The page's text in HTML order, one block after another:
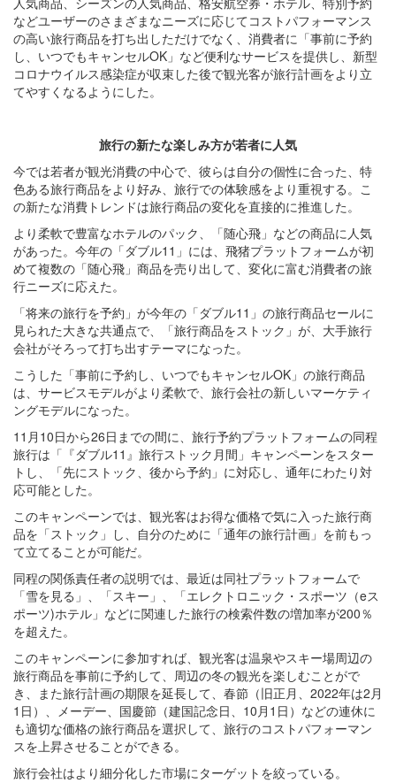
などユーザーのさまざまなニーズに応じてコストパフォーマンス
の高い旅行商品を打ち出しただけでなく、消費者に「事前に予約
し、いつでもキャンセルOK」など便利なサービスを提供し、新型
コロナウイルス感染症が収束した後で観光客が旅行計画をより立
てやすくなるようにした。
旅行の新たな楽しみ方が若者に人気
今では若者が観光消費の中心で、彼らは自分の個性に合った、特
色ある旅行商品をより好み、旅行での体験感をより重視する。こ
の新たな消費トレンドは旅行商品の変化を直接的に推進した。
より柔軟で豊富なホテルのパック、「随心飛」などの商品に人気
があった。今年の「ダブル11」には、飛猪プラットフォームが初
めて複数の「随心飛」商品を売り出して、変化に富む消費者の旅
行ニーズに応えた。
「将来の旅行を予約」が今年の「ダブル11」の旅行商品セールに
見られた大きな共通点で、「旅行商品をストック」が、大手旅行
会社がそろって打ち出すテーマになった。
こうした「事前に予約し、いつでもキャンセルOK」の旅行商品
は、サービスモデルがより柔軟で、旅行会社の新しいマーケティ
ングモデルになった。
11月10日から26日までの間に、旅行予約プラットフォームの同程
旅行は「『ダブル11』旅行ストック月間」キャンペーンをスター
トし、「先にストック、後から予約」に対応し、通年にわたり対
応可能とした。
このキャンペーンでは、観光客はお得な価格で気に入った旅行商
品を「ストック」し、自分のために「通年の旅行計画」を前もっ
て立てることが可能だ。
同程の関係責任者の説明では、最近は同社プラットフォームで
「雪を見る」、「スキー」、「エレクトロニック・スポーツ（eス
ポーツ)ホテル」などに関連した旅行の検索件数の増加率が200％
を超えた。
このキャンペーンに参加すれば、観光客は温泉やスキー場周辺の
旅行商品を事前に予約して、周辺の冬の観光を楽しむことがで
き、また旅行計画の期限を延長して、春節（旧正月、2022年は2月
1日）、メーデー、国慶節（建国記念日、10月1日）などの連休に
も適切な価格の旅行商品を選択して、旅行のコストパフォーマン
スを上昇させることができる。
旅行会社はより細分化した市場にターゲットを絞っている。